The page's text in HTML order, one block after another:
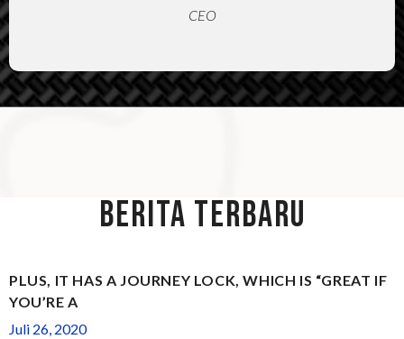
CEO
BERITA TERBARU
PLUS, IT HAS A JOURNEY LOCK, WHICH IS “GREAT IF
YOU’RE A
Juli 26, 2020